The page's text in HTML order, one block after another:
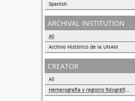
Spanish
archival institution
All
Archivo Histórico de la UNAM
creator
All
Hemerografía y registro fotográfico sobre el conflicto universitario de 1999-2000